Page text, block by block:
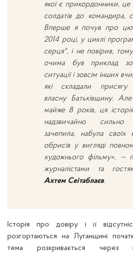
якої є прикордонники, це
солдатів до командира,
Вперше я почув про цю
2014 році, у циклі
серця", і не повірив,
очима був приклад
ситуації і зовсім інших
які складали присягу
власну Батьківщину.
майже 8 років, ця
надзвичайно сильно
зачепила, набула своїх
обрисів у вигляді
художнього фільму», —
журналістами та
Ахтем Сеітаблаєв.
Історія про довіру і її
розгортаються на Луганщині
тема розкривається через